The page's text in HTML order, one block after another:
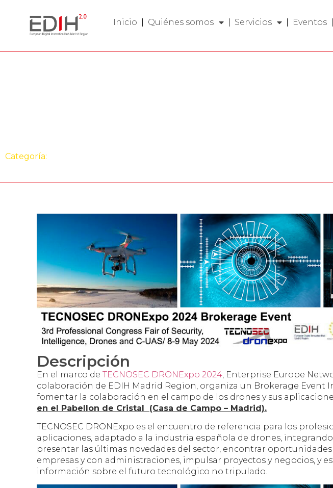
Inicio Quiénes somos Servicios Eventos
Categoría:
Descripción
En el marco de TECNOSEC DRONExpo 2024 , Enterprise Europe
colaboración de EDIH Madrid Region, organiza un Brokerage Event
fomentar la colaboración en el campo de los drones y sus
en el Pabellon de Cristal (Casa de Campo – Madrid).
TECNOSEC DRONExpo es el encuentro de referencia para los
aplicaciones, adaptado a la industria española de drones,
presentar las últimas novedades del sector, encontrar
empresas y con administraciones, impulsar proyectos y negocios, y
información sobre el futuro tecnológico no tripulado.